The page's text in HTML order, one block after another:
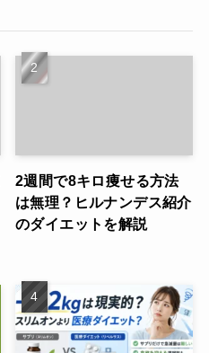
2週間で8キロ痩せる方法
は無理？ヒルナンデス紹介
のダイエットを解説